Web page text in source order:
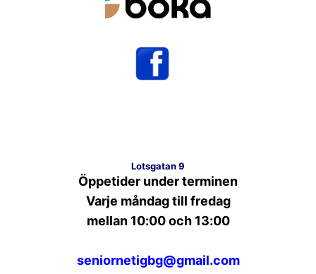
Lotsgatan 9
Öppetider under terminen
Varje måndag till fredag
mellan 10:00 och 13:00
seniornetigbg@gmail.com